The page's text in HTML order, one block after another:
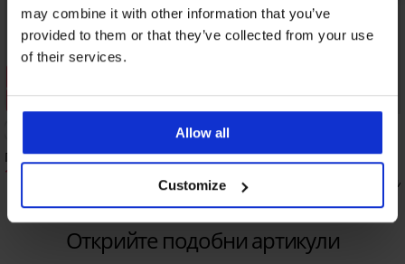
may combine it with other information that you’ve
provided to them or that they’ve collected from your use
of their services.
Allow all
Customize
Отстъпка -70%
Панталон за бременни Alice
19,80 €
Бермуди за
Открийте подобни артикули